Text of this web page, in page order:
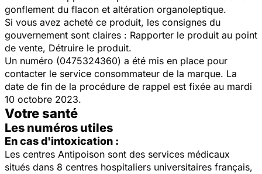
gonflement du flacon et altération organoleptique.
Si vous avez acheté ce produit, les consignes du
gouvernement sont claires : Rapporter le produit au point
de vente, Détruire le produit.
Un numéro (0475324360) a été mis en place pour
contacter le service consommateur de la marque. La
date de fin de la procédure de rappel est fixée au mardi
10 octobre 2023.
Votre santé
Les numéros utiles
En cas d'intoxication :
Les centres Antipoison sont des services médicaux
situés dans 8 centres hospitaliers universitaires français,